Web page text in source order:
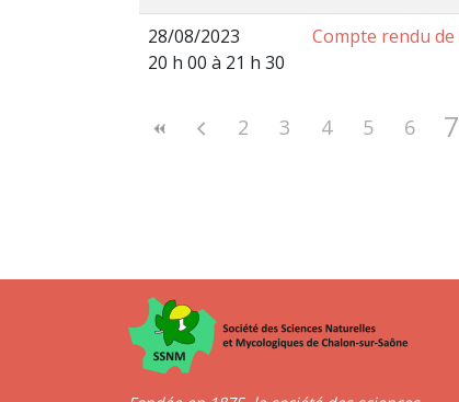
28/08/2023
20 h 00 à 21 h 30
Compte rendu
2 3 4 5 6 7